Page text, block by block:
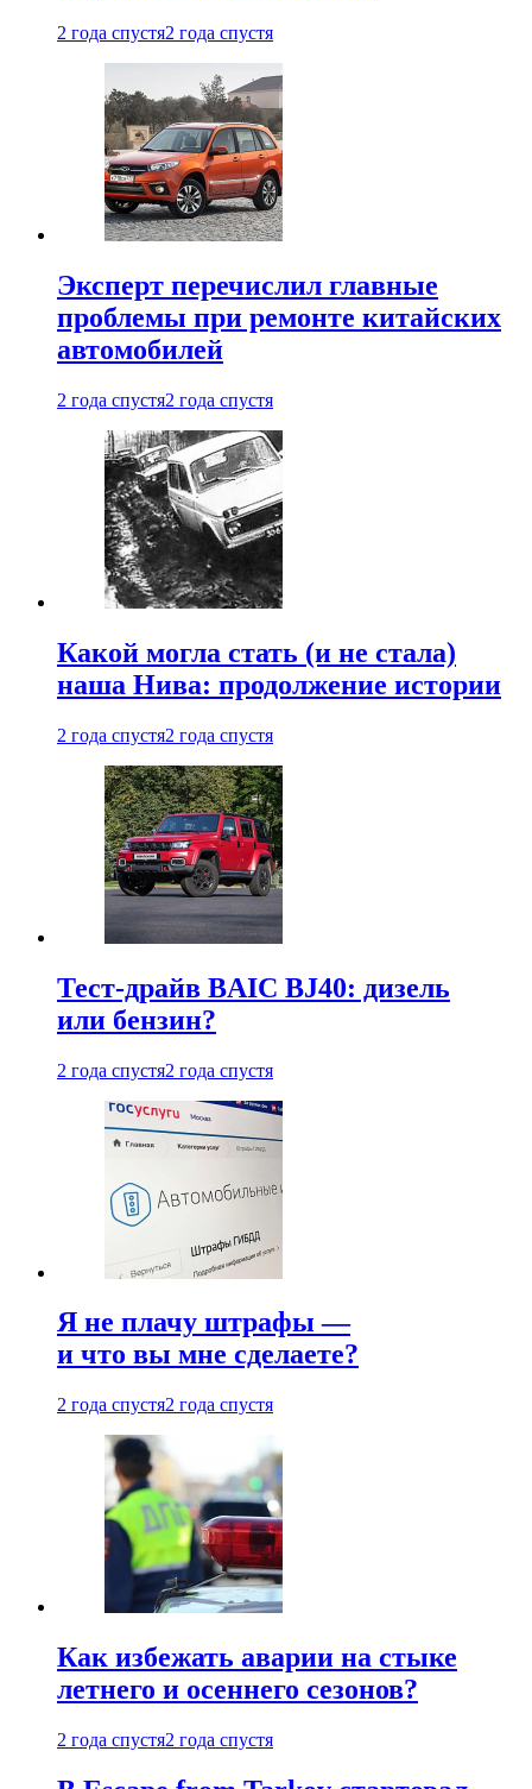
2 года спустя2 года спустя
Эксперт перечислил главные
проблемы при ремонте китайских
автомобилей
2 года спустя2 года спустя
Какой могла стать (и не стала)
наша Нива: продолжение истории
2 года спустя2 года спустя
Тест-драйв BAIC BJ40: дизель
или бензин?
2 года спустя2 года спустя
Я не плачу штрафы —
и что вы мне сделаете?
2 года спустя2 года спустя
Как избежать аварии на стыке
летнего и осеннего сезонов?
2 года спустя2 года спустя